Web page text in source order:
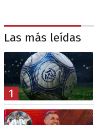
Las más leídas
1